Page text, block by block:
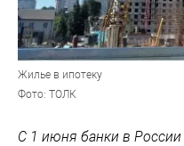
Жилье в ипотеку
Фото: ТОЛК
С 1 июня банки в